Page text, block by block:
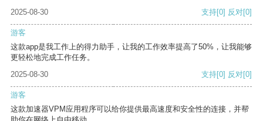
2025-08-30 支持[0] 反对[0]
游客
这款app是我工作上的得力助手，让我的工作效率提高了50%，让我能够
更轻松地完成工作任务。
2025-08-30
支持[0] 反对[0]
游客
这款加速器VPM应用程序可以给你提供最高速度和安全性的连接，并帮